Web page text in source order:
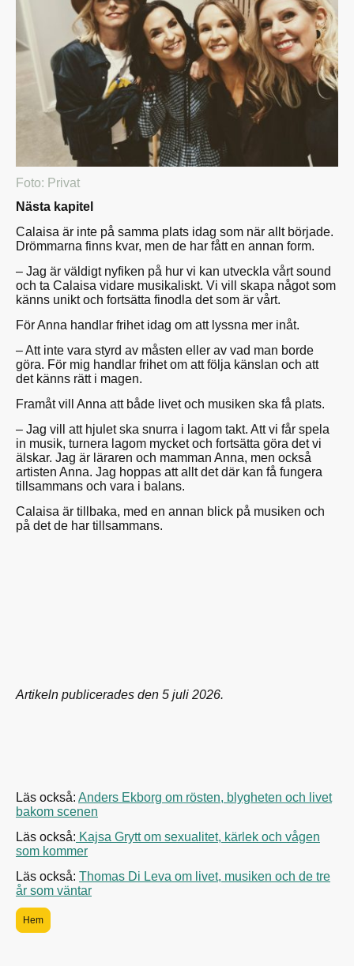
Foto: Privat
Nästa kapitel
Calaisa är inte på samma plats idag som när allt började.
Drömmarna finns kvar, men de har fått en annan form.
– Jag är väldigt nyfiken på hur vi kan utveckla vårt sound
och ta Calaisa vidare musikaliskt. Vi vill skapa något som
känns unikt och fortsätta finodla det som är vårt.
För Anna handlar frihet idag om att lyssna mer inåt.
– Att inte vara styrd av måsten eller av vad man borde
göra. För mig handlar frihet om att följa känslan och att
det känns rätt i magen.
Framåt vill Anna att både livet och musiken ska få plats.
– Jag vill att hjulet ska snurra i lagom takt. Att vi får spela
in musik, turnera lagom mycket och fortsätta göra det vi
älskar. Jag är läraren och mamman Anna, men också
artisten Anna. Jag hoppas att allt det där kan få fungera
tillsammans och vara i balans.
Calaisa är tillbaka, med en annan blick på musiken och
på det de har tillsammans.
Artikeln publicerades den 5 juli 2026.
Läs också: Anders Ekborg om rösten, blygheten och livet
bakom scenen
Läs också: Kajsa Grytt om sexualitet, kärlek och vågen
som kommer
Läs också: Thomas Di Leva om livet, musiken och de tre
år som väntar
Hem